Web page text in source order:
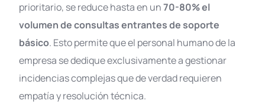
prioritario, se reduce hasta en un70-80% el
volumen de consultas entrantes de soporte
básico. Esto permite que el personal humano de la
empresa se dedique exclusivamente a gestionar
incidencias complejas que de verdad requieren
empatía y resolución técnica.